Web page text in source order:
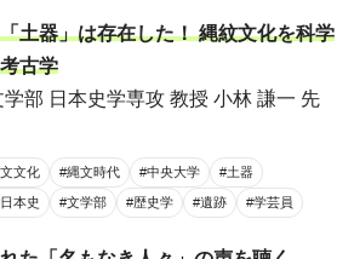
土器」は存在した！ 縄紋文化を科学
古学
部 日本史学専攻 教授 小林 謙一 先
文化 #縄文時代 #中央大学 #土器
本史 #文学部 #歴史学 #遺跡 #学芸員